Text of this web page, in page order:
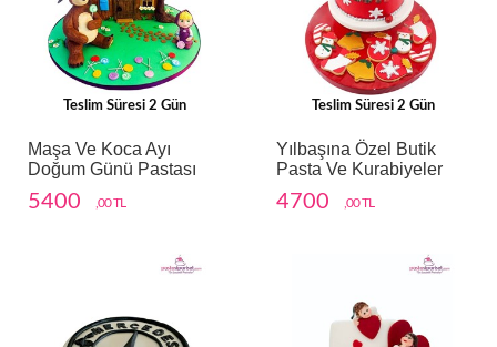
Teslim Süresi 2 Gün
Maşa Ve Koca Ayı
Doğum Günü Pastası
5400 ,00 TL
Teslim Süresi 2 Gün
Yılbaşına Özel Butik
Pasta Ve Kurabiyeler
4700 ,00 TL